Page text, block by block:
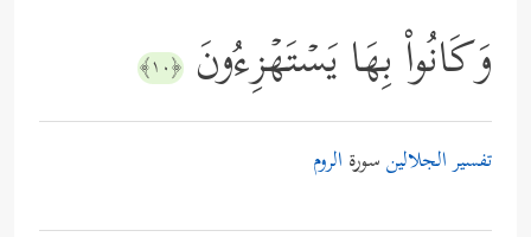
وَكَانُواْ بِهَا یَسۡتَهۡزِءُونَ ﴿١٠﴾
تفسير الجلالينسورة الروم